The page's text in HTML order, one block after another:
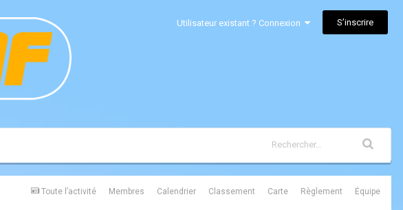
Utilisateur existant ? Connexion S’inscrire
Toute l’activité Membres Calendrier Classement Carte Règlement Équipe